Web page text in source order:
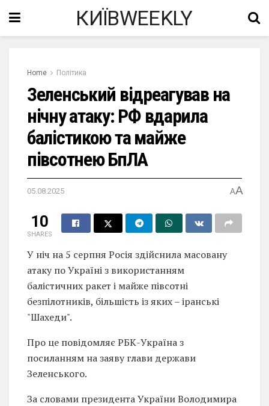
КИЇВWEEKLY
Home Політика
Зеленський відреагував на
нічну атаку: РФ вдарила
балістикою та майже
півсотнею БпЛА
05.08.2025 AA
10
SHARES
У ніч на 5 серпня Росія здійснила масовану
атаку по Україні з використанням
балістичних ракет і майже півсотні
безпілотників, більшість із яких – іранські
"Шахеди".
Про це повідомляє РБК-Україна з
посиланням на заяву глави держави
Зеленського.
За словами президента України Володимира